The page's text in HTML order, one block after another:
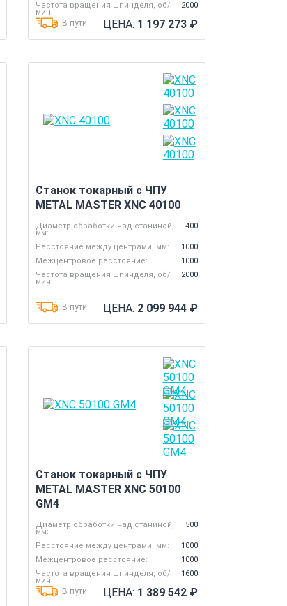
Частота вращения шпинделя, об/
мин:
2000
В пути ЦЕНА: 1 197 273 ₽
Станок токарный с ЧПУ
METAL MASTER XNC 40100
Диаметр обработки над станиной,
мм:
400
Расстояние между центрами, мм:
1000
Межцентровое расстояние:
1000
Частота вращения шпинделя, об/
мин:
2000
В пути ЦЕНА: 2 099 944 ₽
Станок токарный с ЧПУ
METAL MASTER XNC 50100
GM4
Диаметр обработки над станиной,
мм:
500
Расстояние между центрами, мм:
1000
Межцентровое расстояние:
1000
Частота вращения шпинделя, об/
мин:
1600
В пути ЦЕНА: 1 389 542 ₽